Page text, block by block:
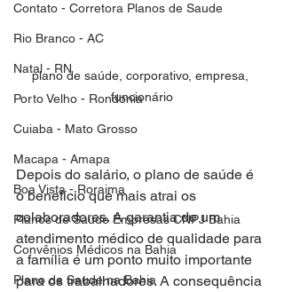
Contato - Corretora Planos de Saude
Rio Branco - AC
Natal - RN
Porto Velho - Rondonia
Cuiaba - Mato Grosso
Macapa - Amapa
Boa Vista - Roraima
Planos de Saude Empresas CNPJ Bahia
Convênios Médicos na Bahia
Plano de Saude na Bahia
plano de saúde, corporativo, empresa,
funcionário
Depois do salário, o plano de saúde é
o benefício que mais atrai os
colaboradores. A garantia de um
atendimento médico de qualidade para
a família é um ponto muito importante
para os trabalhadores. A consequência